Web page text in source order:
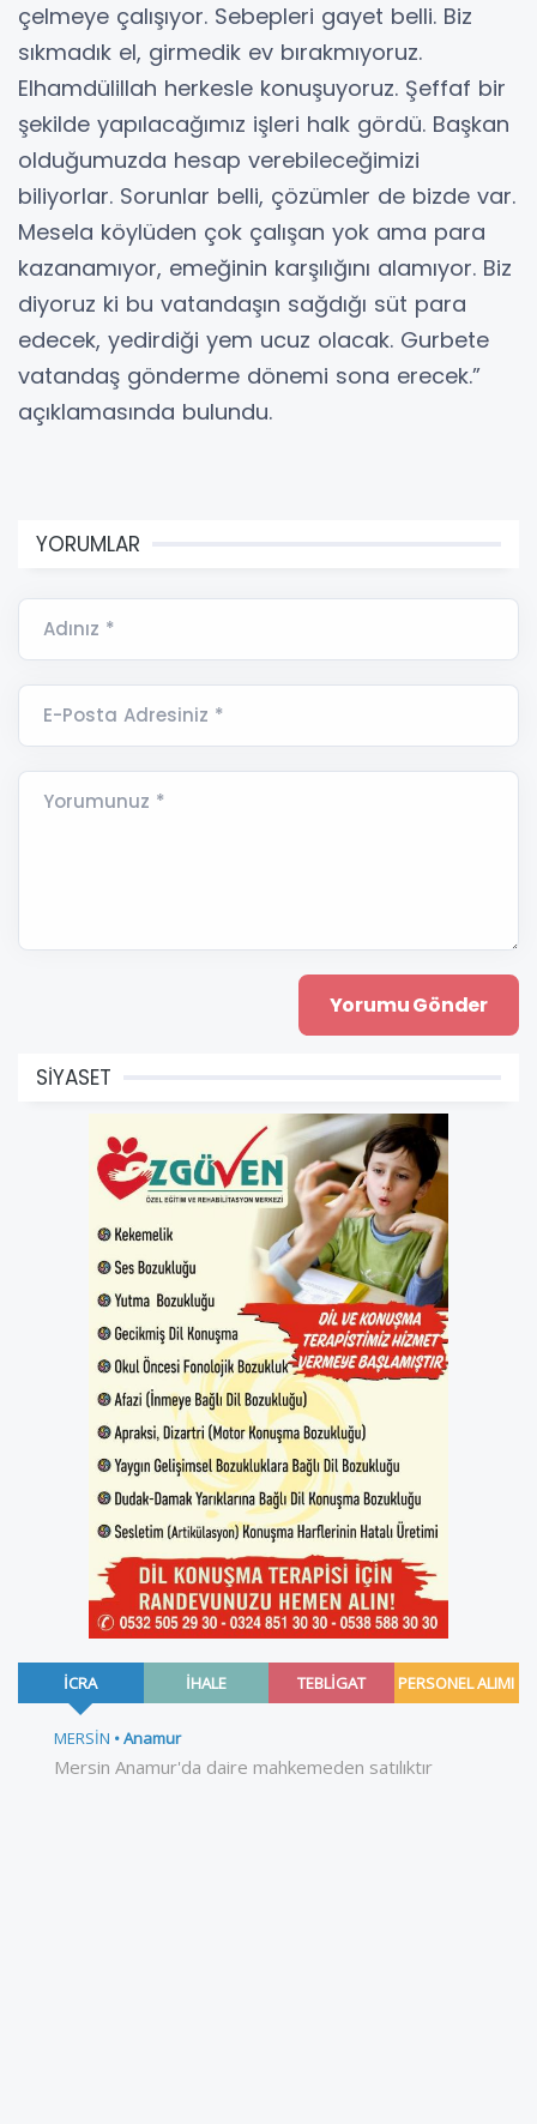
çelmeye çalışıyor. Sebepleri gayet belli. Biz
sıkmadık el, girmedik ev bırakmıyoruz.
Elhamdülillah herkesle konuşuyoruz. Şeffaf bir
şekilde yapılacağımız işleri halk gördü. Başkan
olduğumuzda hesap verebileceğimizi
biliyorlar. Sorunlar belli, çözümler de bizde var.
Mesela köylüden çok çalışan yok ama para
kazanamıyor, emeğinin karşılığını alamıyor. Biz
diyoruz ki bu vatandaşın sağdığı süt para
edecek, yedirdiği yem ucuz olacak. Gurbete
vatandaş gönderme dönemi sona erecek.”
açıklamasında bulundu.
YORUMLAR
Adınız *
E-Posta Adresiniz *
Yorumunuz *
SİYASET